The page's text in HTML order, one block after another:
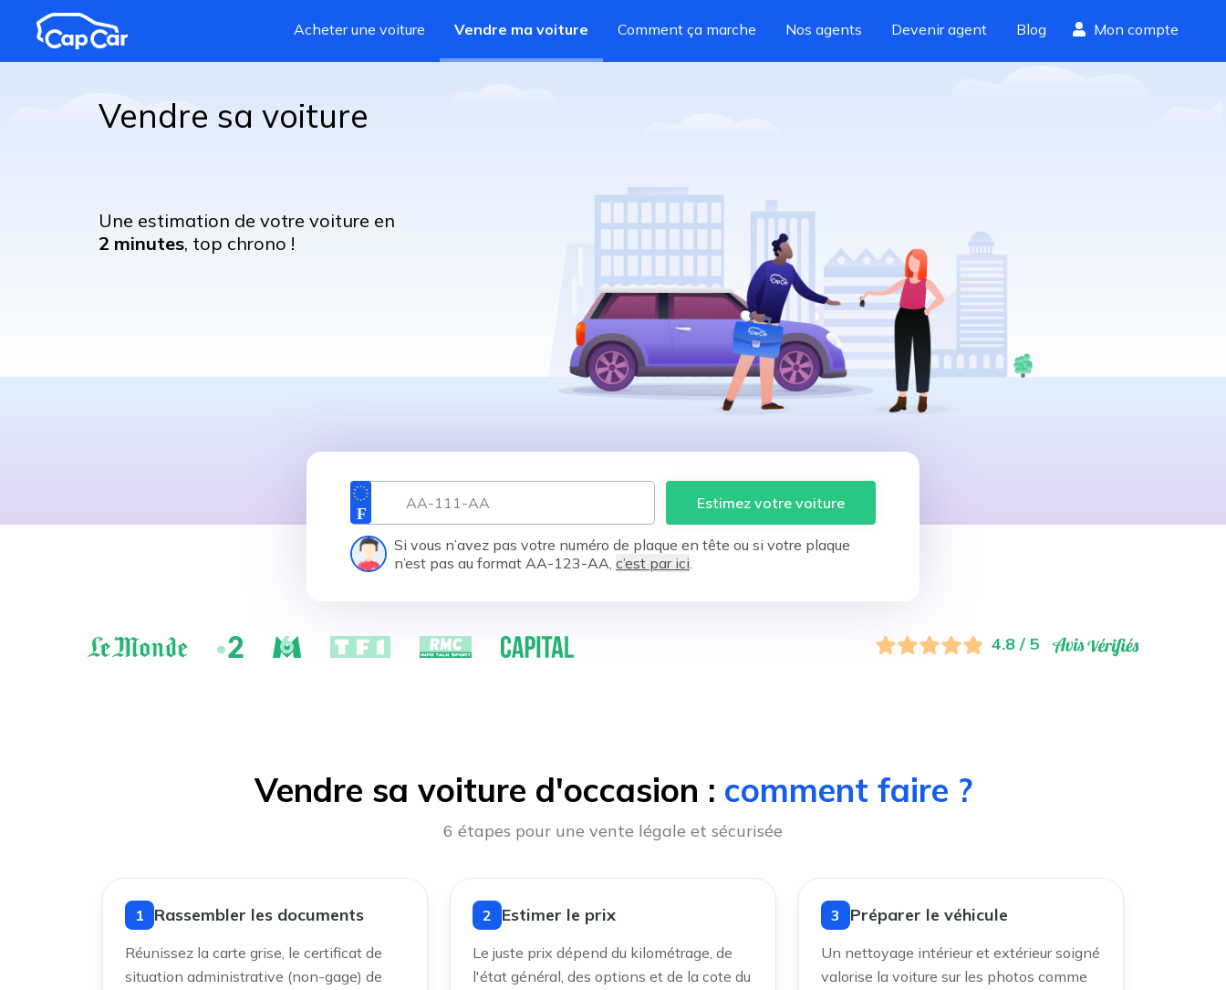
Aller au contenu principal
Acheter une voiture
Vendre ma voiture Comment ça marche Nos agents Devenir agent Blog Mon compte
Vendre sa voiture
Une estimation de votre voiture en
2 minutes, top chrono !
Estimez votre voiture
Si vous n’avez pas votre numéro de plaque en tête ou si votre plaque
n’est pas au format AA-123-AA, c’est par ici.
4.8 / 5
Vendre sa voiture d'occasion : comment faire ?
6 étapes pour une vente légale et sécurisée
1 Rassembler les documents
Réunissez la carte grise, le certificat de
situation administrative (non-gage) de
2 Estimer le prix
Le juste prix dépend du kilométrage, de
l'état général, des options et de la cote du
3 Préparer le véhicule
Un nettoyage intérieur et extérieur soigné
valorise la voiture sur les photos comme